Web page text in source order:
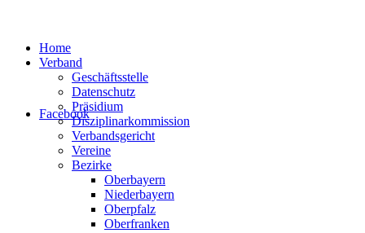
Facebook
Home
Verband
Geschäftsstelle
Datenschutz
Präsidium
Disziplinarkommission
Verbandsgericht
Vereine
Bezirke
Oberbayern
Niederbayern
Oberpfalz
Oberfranken